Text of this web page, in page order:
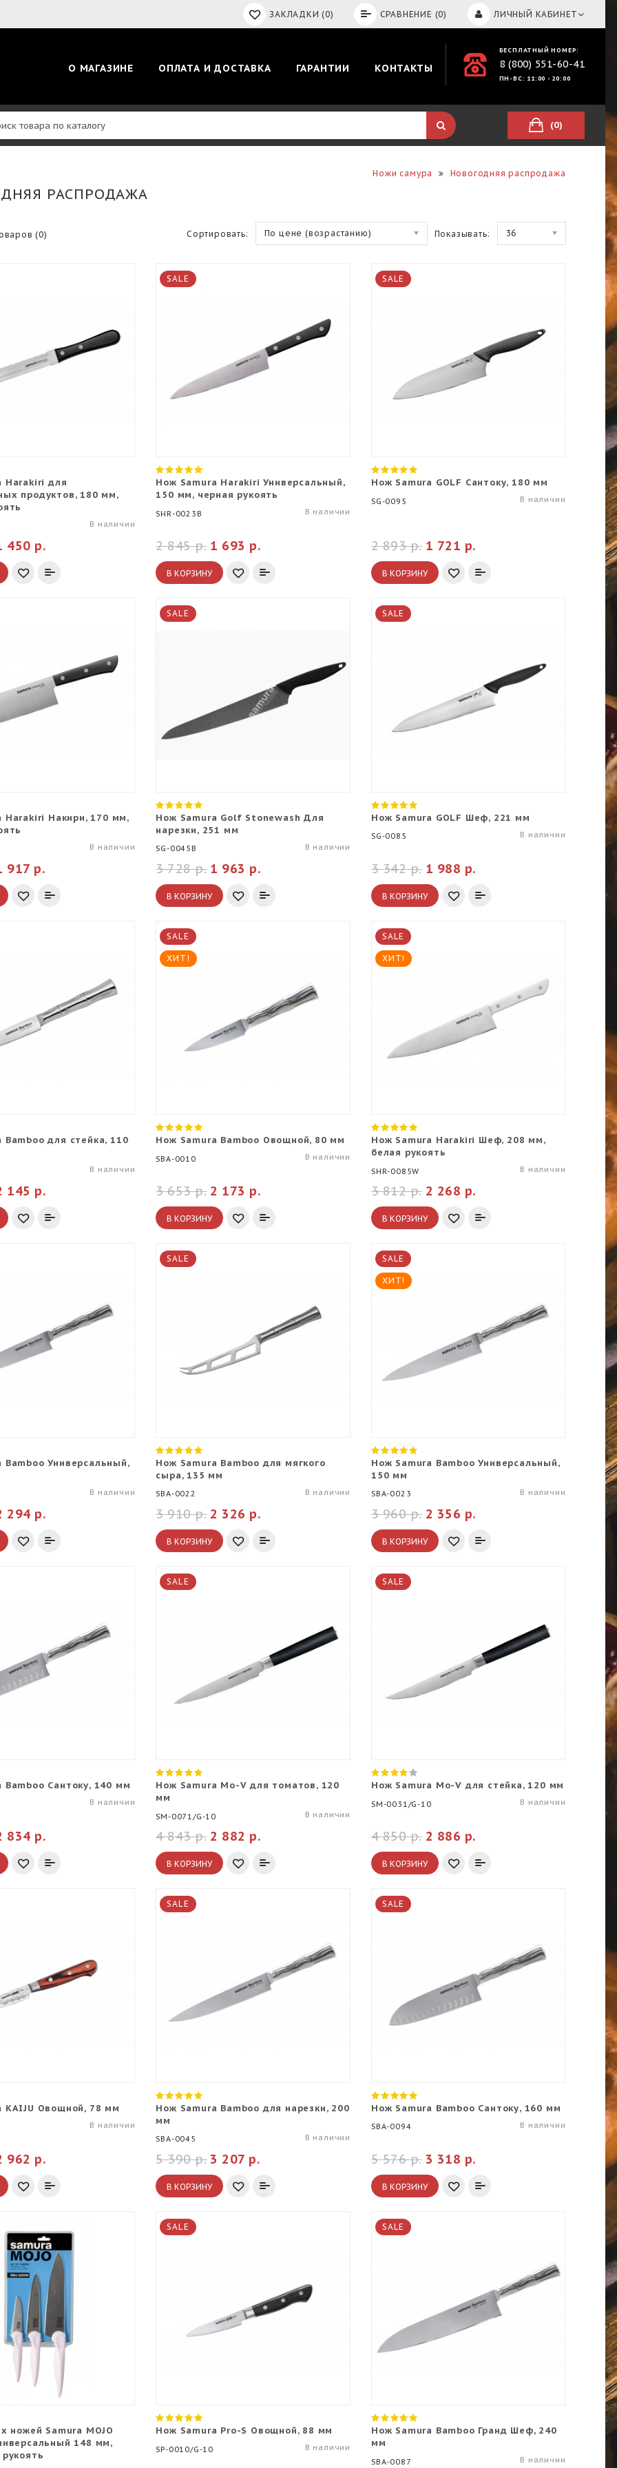
ЛИЧНЫЙ КАБИНЕТ
ЗАКЛАДКИ (0) СРАВНЕНИЕ (0)
БЕСПЛАТНЫЙ НОМЕР:
8 (800) 551-60-41
ПН-ВС: 11:00 - 20:00
О МАГАЗИНЕ ОПЛАТА И ДОСТАВКА ГАРАНТИИ КОНТАКТЫ
(0)
Ножи самура Новогодняя распродажа
РАСПРОДАЖА
(0) Сортировать: По цене (возрастанию) Показывать: 36
Harakiri для
продуктов, 180 мм,
В наличии
450 р.
SALE
Нож Samura Harakiri Универсальный,
150 мм, черная рукоять
SHR-0023B В наличии
1 693 р.
2 845 р.
В КОРЗИНУ
SALE
Нож Samura GOLF Сантоку, 180 мм
SG-0095 В наличии
1 721 р.
2 893 р.
В КОРЗИНУ
Harakiri Накири, 170 мм,
В наличии
917 р.
SALE
Нож Samura Golf Stonewash Для
нарезки, 251 мм
SG-0045B В наличии
1 963 р.
3 728 р.
В КОРЗИНУ
SALE
Нож Samura GOLF Шеф, 221 мм
SG-0085 В наличии
1 988 р.
3 342 р.
В КОРЗИНУ
Bamboo для стейка, 110
В наличии
145 р.
SALE
ХИТ!
Нож Samura Bamboo Овощной, 80 мм
SBA-0010 В наличии
2 173 р.
3 653 р.
В КОРЗИНУ
SALE
ХИТ!
Нож Samura Harakiri Шеф, 208 мм,
белая рукоять
SHR-0085W В наличии
2 268 р.
3 812 р.
В КОРЗИНУ
Bamboo Универсальный,
В наличии
294 р.
SALE
Нож Samura Bamboo для мягкого
сыра, 135 мм
SBA-0022 В наличии
2 326 р.
3 910 р.
В КОРЗИНУ
SALE
ХИТ!
Нож Samura Bamboo Универсальный,
150 мм
SBA-0023 В наличии
2 356 р.
3 960 р.
В КОРЗИНУ
Bamboo Сантоку, 140 мм
В наличии
834 р.
SALE
Нож Samura Mo-V для томатов, 120
мм
SM-0071/G-10 В наличии
2 882 р.
4 843 р.
В КОРЗИНУ
SALE
Нож Samura Mo-V для стейка, 120 мм
SM-0031/G-10 В наличии
2 886 р.
4 850 р.
В КОРЗИНУ
KAIJU Овощной, 78 мм
В наличии
962 р.
SALE
Нож Samura Bamboo для нарезки, 200
мм
SBA-0045 В наличии
3 207 р.
5 390 р.
В КОРЗИНУ
SALE
Нож Samura Bamboo Сантоку, 160 мм
SBA-0094 В наличии
3 318 р.
5 576 р.
В КОРЗИНУ
ножей Samura MOJO
148 мм,
SALE
Нож Samura Pro-S Овощной, 88 мм
SP-0010/G-10 В наличии
SALE
Нож Samura Bamboo Гранд Шеф, 240
мм
SBA-0087 В наличии